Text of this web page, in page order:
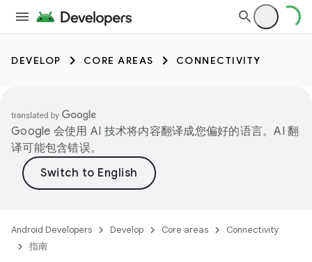
DEVELOP CORE AREAS CONNECTIVITY
Google 会使用 AI 技术将内容翻译成您偏好的语言。AI 翻
译可能包含错误。
Android Developers Develop Core areas
Connectivity
指南